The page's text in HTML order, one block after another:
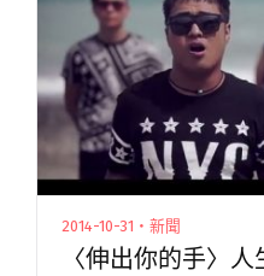
城徵選誰奪冠？"
2014-10-31・新聞
〈伸出你的手〉人